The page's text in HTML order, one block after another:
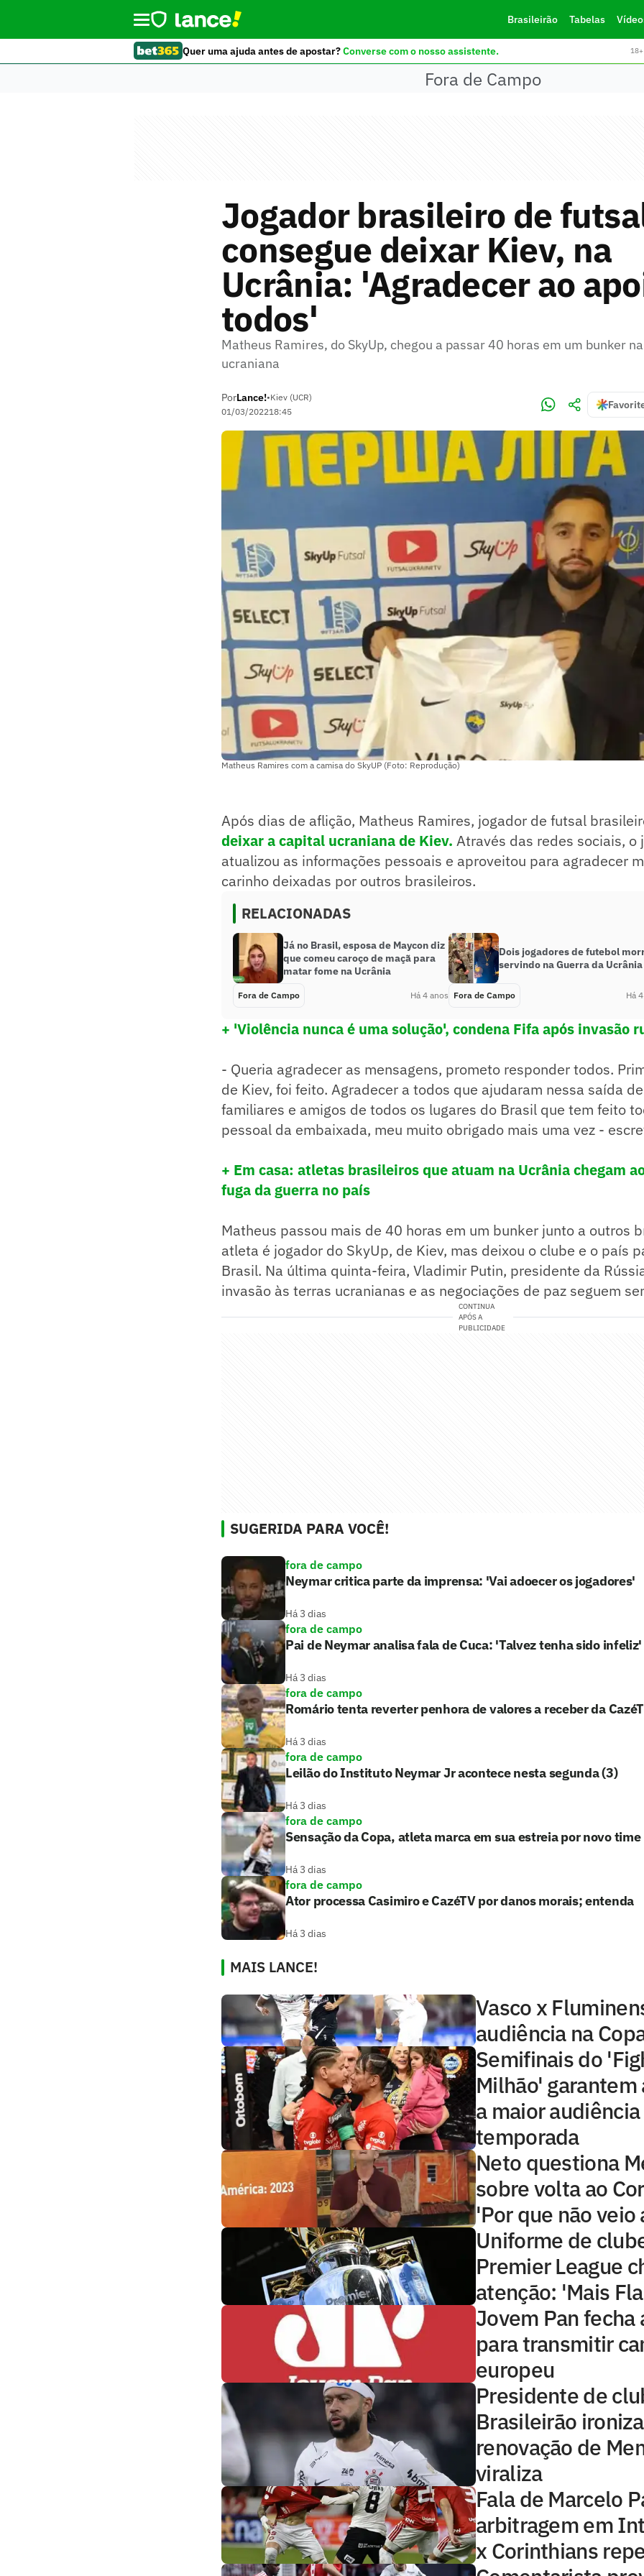
Brasileirão Tabelas
Quer uma ajuda antes de apostar?Converse com o nosso assistente.
Fora de Campo
Jogador brasileiro de
consegue deixar Kiev, na
Ucrânia: 'Agradecer ao
todos'
Matheus Ramires, do SkyUp, chegou a passar 40 horas em um bunker
ucraniana
PorLance!•Kiev (UCR)
01/03/202218:45
Matheus Ramires com a camisa do SkyUP (Foto: Reprodução)
Após dias de aflição, Matheus Ramires, jogador de futsal
deixar a capital ucraniana de Kiev. Através das redes sociais, o
atualizou as informações pessoais e aproveitou para agradecer
carinho deixadas por outros brasileiros.
RELACIONADAS
Já no Brasil, esposa de Maycon diz
que comeu caroço de maçã para
matar fome na Ucrânia
Fora de Campo Há 4 anos
Dois jogadores de futebol
servindo na Guerra da Ucrânia
Fora de Campo Há
+ 'Violência nunca é uma solução', condena Fifa após invasão
- Queria agradecer as mensagens, prometo responder todos.
de Kiev, foi feito. Agradecer a todos que ajudaram nessa saída
familiares e amigos de todos os lugares do Brasil que tem feito
pessoal da embaixada, meu muito obrigado mais uma vez -
+ Em casa: atletas brasileiros que atuam na Ucrânia chegam
fuga da guerra no país
Matheus passou mais de 40 horas em um bunker junto a outros
atleta é jogador do SkyUp, de Kiev, mas deixou o clube e o país
Brasil. Na última quinta-feira, Vladimir Putin, presidente da
invasão às terras ucranianas e as negociações de paz seguem
CONTINUA
APÓS A
PUBLICIDADE
SUGERIDA PARA VOCÊ!
fora de campo
Neymar critica parte da imprensa: 'Vai adoecer os jogadores'
Há 3 dias
fora de campo
Pai de Neymar analisa fala de Cuca: 'Talvez tenha sido infeliz'
Há 3 dias
fora de campo
Romário tenta reverter penhora de valores a receber da
Há 3 dias
fora de campo
Leilão do Instituto Neymar Jr acontece nesta segunda (3)
Há 3 dias
fora de campo
Sensação da Copa, atleta marca em sua estreia por novo time
Há 3 dias
fora de campo
Ator processa Casimiro e CazéTV por danos morais; entenda
Há 3 dias
MAIS LANCE!
Vasco x
audiência na
Semifinais do
Milhão' garantem
a maior
temporada
Neto questiona
sobre volta ao
'Por que não veio
Uniforme de
Premier League
atenção: 'Mais
Jovem Pan fecha
para transmitir
europeu
Presidente de
Brasileirão ironiza
renovação de
viraliza
Fala de Marcelo
arbitragem em
x Corinthians